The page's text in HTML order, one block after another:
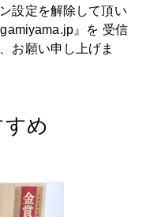
設定を解除して頂い
』を 受信
お願い申し上げま
め